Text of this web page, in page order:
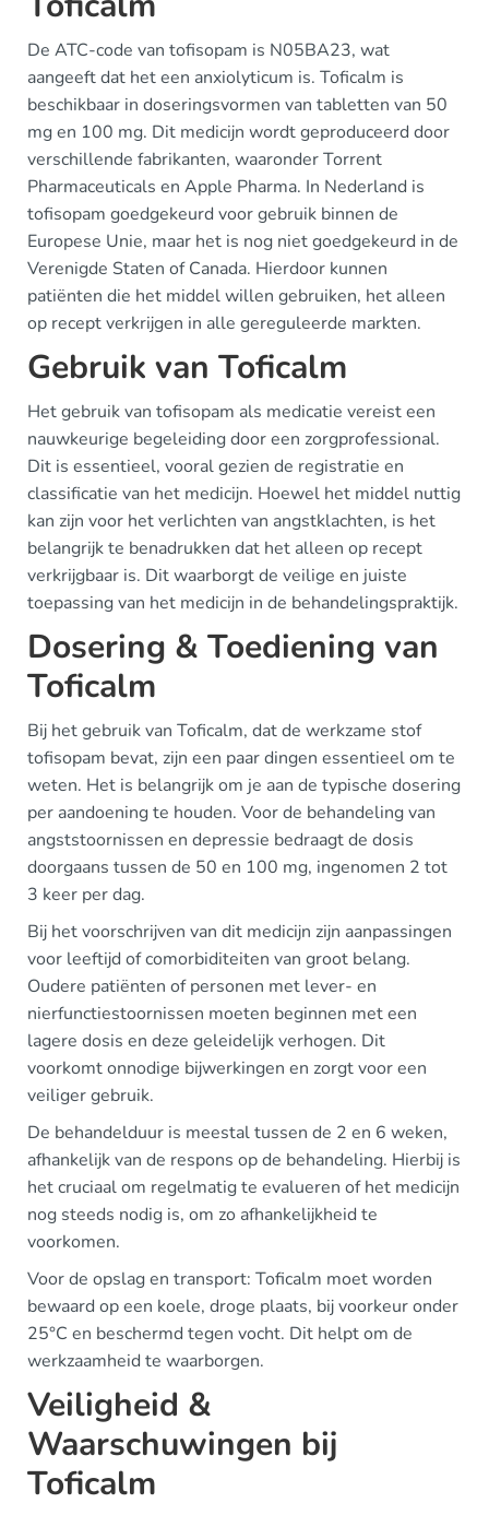
De ATC-code van tofisopam is N05BA23, wat
aangeeft dat het een anxiolyticum is. Toficalm is
beschikbaar in doseringsvormen van tabletten van 50
mg en 100 mg. Dit medicijn wordt geproduceerd door
verschillende fabrikanten, waaronder Torrent
Pharmaceuticals en Apple Pharma. In Nederland is
tofisopam goedgekeurd voor gebruik binnen de
Europese Unie, maar het is nog niet goedgekeurd in de
Verenigde Staten of Canada. Hierdoor kunnen
patiënten die het middel willen gebruiken, het alleen
op recept verkrijgen in alle gereguleerde markten.
Gebruik van Toficalm
Het gebruik van tofisopam als medicatie vereist een
nauwkeurige begeleiding door een zorgprofessional.
Dit is essentieel, vooral gezien de registratie en
classificatie van het medicijn. Hoewel het middel nuttig
kan zijn voor het verlichten van angstklachten, is het
belangrijk te benadrukken dat het alleen op recept
verkrijgbaar is. Dit waarborgt de veilige en juiste
toepassing van het medicijn in de behandelingspraktijk.
Dosering & Toediening van
Toficalm
Bij het gebruik van Toficalm, dat de werkzame stof
tofisopam bevat, zijn een paar dingen essentieel om te
weten. Het is belangrijk om je aan de typische dosering
per aandoening te houden. Voor de behandeling van
angststoornissen en depressie bedraagt de dosis
doorgaans tussen de 50 en 100 mg, ingenomen 2 tot
3 keer per dag.
Bij het voorschrijven van dit medicijn zijn aanpassingen
voor leeftijd of comorbiditeiten van groot belang.
Oudere patiënten of personen met lever- en
nierfunctiestoornissen moeten beginnen met een
lagere dosis en deze geleidelijk verhogen. Dit
voorkomt onnodige bijwerkingen en zorgt voor een
veiliger gebruik.
De behandelduur is meestal tussen de 2 en 6 weken,
afhankelijk van de respons op de behandeling. Hierbij is
het cruciaal om regelmatig te evalueren of het medicijn
nog steeds nodig is, om zo afhankelijkheid te
voorkomen.
Voor de opslag en transport: Toficalm moet worden
bewaard op een koele, droge plaats, bij voorkeur onder
25°C en beschermd tegen vocht. Dit helpt om de
werkzaamheid te waarborgen.
Veiligheid &
Waarschuwingen bij
Toficalm